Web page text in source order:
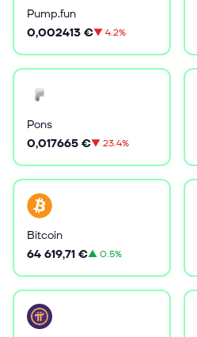
Pump.fun
0,002413 €▼4.2%
Pons
0,017665 €▼23.4%
Bitcoin
64 619,71 €▲0.5%